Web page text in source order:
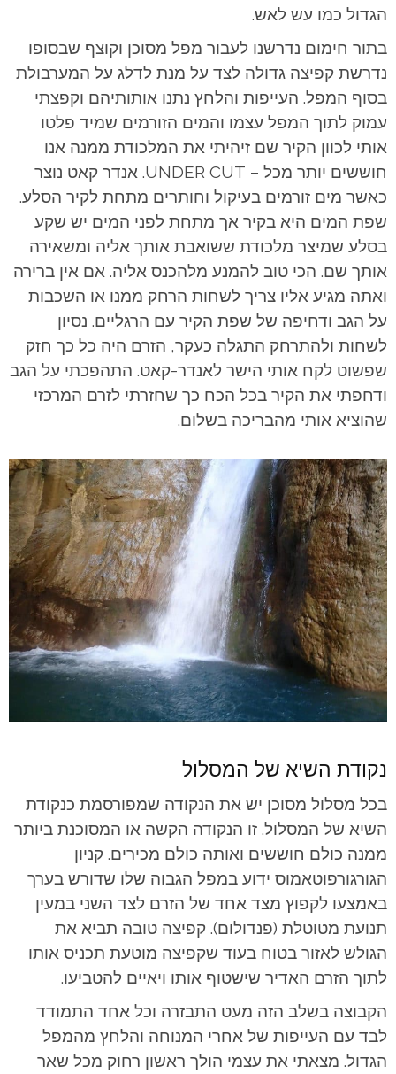
הגדול כמו עש לאש.
בתור חימום נדרשנו לעבור מפל מסוכן וקוצף שבסופו
נדרשת קפיצה גדולה לצד על מנת לדלג על המערבולת
בסוף המפל. העייפות והלחץ נתנו אותותיהם וקפצתי
עמוק לתוך המפל עצמו והמים הזורמים שמיד פלטו
אותי לכוון הקיר שם זיהיתי את המלכודת ממנה אנו
חוששים יותר מכל – UNDER CUT. אנדר קאט נוצר
כאשר מים זורמים בעיקול וחותרים מתחת לקיר הסלע.
שפת המים היא בקיר אך מתחת לפני המים יש שקע
בסלע שמיצר מלכודת ששואבת אותך אליה ומשאירה
אותך שם. הכי טוב להמנע מלהכנס אליה. אם אין ברירה
ואתה מגיע אליו צריך לשחות הרחק ממנו או השכבות
על הגב ודחיפה של שפת הקיר עם הרגליים. נסיון
לשחות ולהתרחק התגלה כעקר, הזרם היה כל כך חזק
שפשוט לקח אותי הישר לאנדר-קאט. התהפכתי על הגב
ודחפתי את הקיר בכל הכח כך שחזרתי לזרם המרכזי
שהוציא אותי מהבריכה בשלום.
נקודת השיא של המסלול
בכל מסלול מסוכן יש את הנקודה שמפורסמת כנקודת
השיא של המסלול. זו הנקודה הקשה או המסוכנת ביותר
ממנה כולם חוששים ואותה כולם מכירים. קניון
הגורגורפוטאמוס ידוע במפל הגבוה שלו שדורש בערך
באמצעו לקפוץ מצד אחד של הזרם לצד השני במעין
תנועת מטוטלת (פנדולום). קפיצה טובה תביא את
הגולש לאזור בטוח בעוד שקפיצה מוטעת תכניס אותו
לתוך הזרם האדיר שישטוף אותו ויאיים להטביעו.
הקבוצה בשלב הזה מעט התבזרה וכל אחד התמודד
לבד עם העייפות של אחרי המנוחה והלחץ מהמפל
הגדול. מצאתי את עצמי הולך ראשון רחוק מכל שאר